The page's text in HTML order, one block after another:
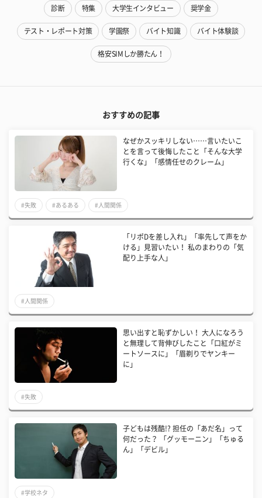
診断 特集 大学生インタビュー 奨学金
テスト・レポート対策 学園祭 バイト知識 バイト体験談
格安SIMしか勝たん！
おすすめの記事
なぜかスッキリしない……言いたいこ
とを言って後悔したこと「そんな大学
行くな」「感情任せのクレーム」
#失敗 #あるある #人間関係
「リポDを差し入れ」「率先して声をか
ける」見習いたい！ 私のまわりの「気
配り上手な人」
#人間関係
思い出すと恥ずかしい！ 大人になろう
と無理して背伸びしたこと「口紅がミ
ートソースに」「眉剃りでヤンキー
に」
#失敗
子どもは残酷!? 担任の「あだ名」って
何だった？ 「グッモーニン」「ちゅる
ん」「デビル」
#学校ネタ